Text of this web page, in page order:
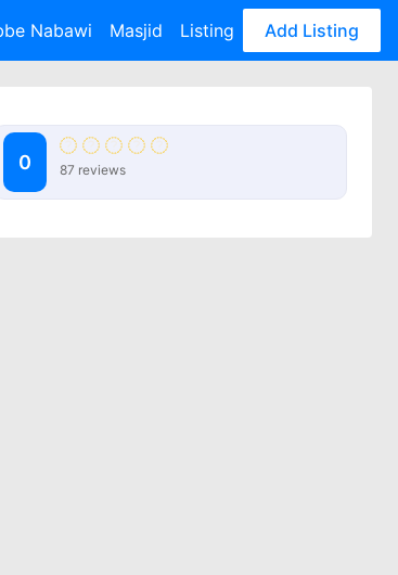
Nabawi Masjid Listing Add Listing
0 87 reviews